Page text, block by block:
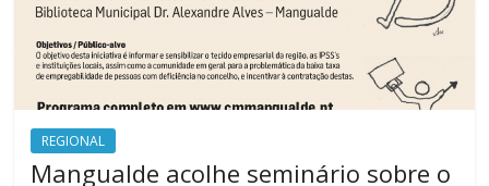
REGIONAL
Mangualde acolhe seminário sobre o